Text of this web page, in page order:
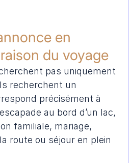
en
du voyage
pas uniquement
recherchent un
précisément à
au bord d’un lac,
familiale, mariage,
route ou séjour en plein